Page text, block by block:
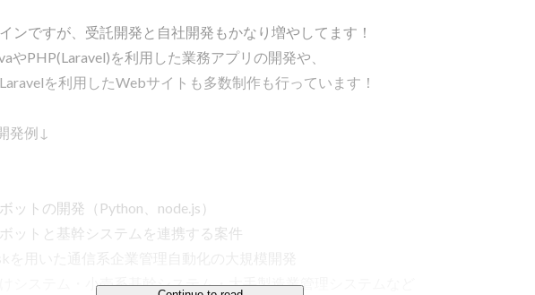
ンですが、受託開発と自社開発もかなり増やしてます！
やPHP(Laravel)を利用した業務アプリの開発や、
を利用したWebサイトも多数制作も行っています！
発例↓
ットの開発（Python、node.js）
ットと基幹システムを連携する案件
けシステム・小売系基幹システム・大手製造業管理システムなど